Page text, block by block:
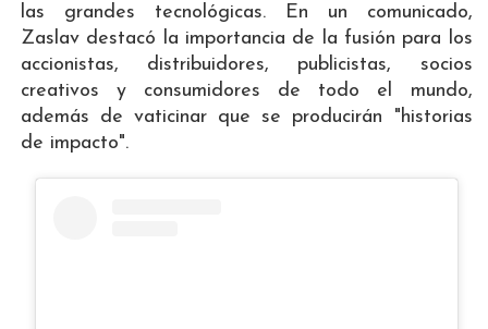
las grandes tecnológicas. En un comunicado,
Zaslav destacó la importancia de la fusión para los
accionistas, distribuidores, publicistas, socios
creativos y consumidores de todo el mundo,
además de vaticinar que se producirán "historias
de impacto".